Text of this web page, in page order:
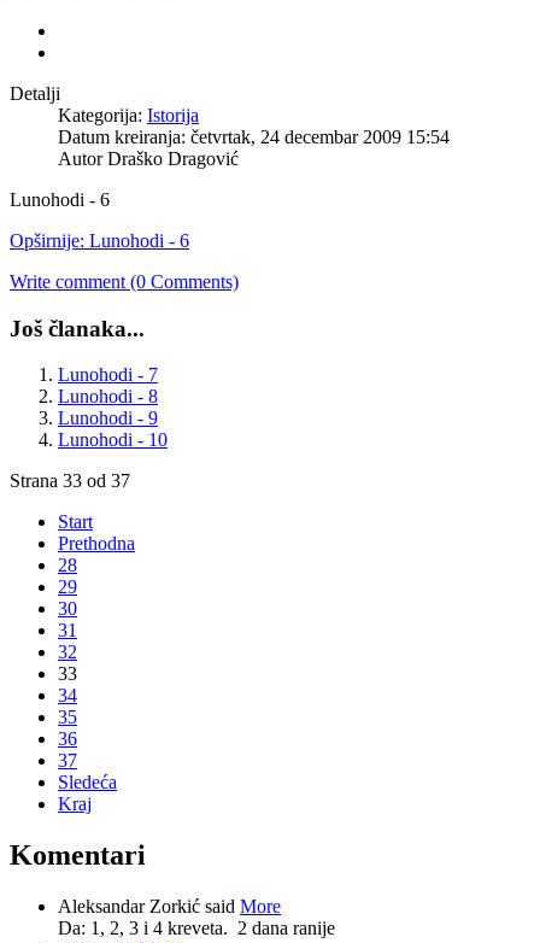
Detalji
Kategorija: Istorija
Datum kreiranja: četvrtak, 24 decembar 2009 15:54
Autor Draško Dragović
Lunohodi - 6
Opširnije: Lunohodi - 6
Write comment (0 Comments)
Još članaka...
Lunohodi - 7
Lunohodi - 8
Lunohodi - 9
Lunohodi - 10
Strana 33 od 37
Start
Prethodna
28
29
30
31
32
33
34
35
36
37
Sledeća
Kraj
Komentari
Aleksandar Zorkić said More
Da: 1, 2, 3 i 4 kreveta. 2 dana ranije